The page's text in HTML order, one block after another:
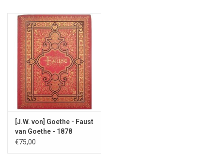
[J.W. von] Goethe - Faust
van Goethe - 1878
€75,00